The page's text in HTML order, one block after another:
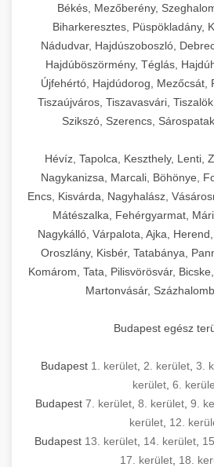
Békés, Mezőberény,
Biharkeresztes, Püspökladány,
Nádudvar, Hajdúszoboszló,
Hajdúböszörmény, Téglás,
Újfehértó, Hajdúdorog, Mezőcsát,
Tiszaújváros, Tiszavasvári,
Szikszó, Szerencs,
Hévíz, Tapolca, Keszthely, Lenti,
Nagykanizsa, Marcali, Böhönye,
Encs, Kisvárda, Nagyhalász,
Mátészalka, Fehérgyarmat,
Nagykálló, Várpalota, Ajka,
Oroszlány, Kisbér, Tatabánya,
Komárom, Tata, Pilisvörösvár,
Martonvásár,
Budapest egész
Budapest 1. kerület 2. kerület 3.
kerület 6.
Budapest 7. kerület, 8. kerület, 9.
kerület 12.
Budapest 13. kerület 14. kerület
17. kerület 18.